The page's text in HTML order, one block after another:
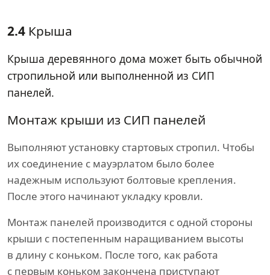
2.4 Крыша
Крыша деревянного дома может быть обычной
стропильной или выполненной из СИП
панелей.
Монтаж крыши из СИП панелей
Выполняют установку стартовых стропил. Чтобы
их соединение с мауэрлатом было более
надежным используют болтовые крепления.
После этого начинают укладку кровли.
Монтаж панелей производится с одной стороны
крыши с постепенным наращиванием высоты
в длину с коньком. После того, как работа
с первым коньком закончена приступают